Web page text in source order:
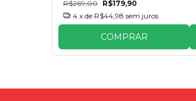
R$269,00 R$179,90
4 x de R$44,98 sem juros
COMPRAR